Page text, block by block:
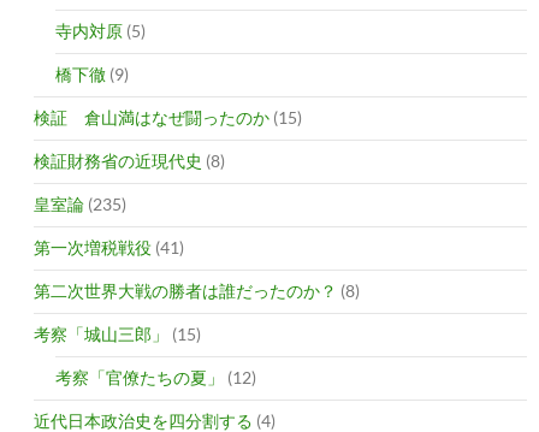
寺内対原 (5)
橋下徹 (9)
検証 倉山満はなぜ闘ったのか (15)
検証財務省の近現代史 (8)
皇室論 (235)
第一次増税戦役 (41)
第二次世界大戦の勝者は誰だったのか？ (8)
考察「城山三郎」 (15)
考察「官僚たちの夏」 (12)
近代日本政治史を四分割する (4)